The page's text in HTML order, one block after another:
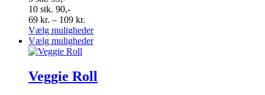
10 stk. 90,-
69 kr. – 109 kr.
69 kr.
til
Vælg mulighederDette
vare
varianter.
Mulighederne
Vælg mulighederDette
flere
varianter.
Veggie Roll